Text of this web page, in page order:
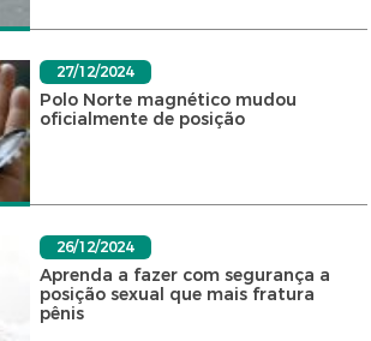
27/12/2024
Polo Norte magnético mudou
oficialmente de posição
26/12/2024
Aprenda a fazer com segurança a
posição sexual que mais fratura
pênis